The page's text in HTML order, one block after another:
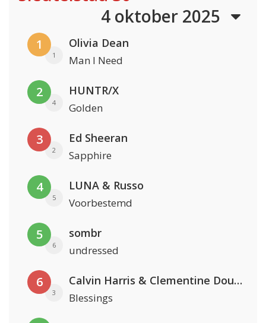
4 oktober 2025
1
1
Olivia Dean
Man I Need
2
4
HUNTR/X
Golden
3
2
Ed Sheeran
Sapphire
4
5
LUNA & Russo
Voorbestemd
5
6
sombr
undressed
6
3
Calvin Harris & Clementine Douglas
Blessings